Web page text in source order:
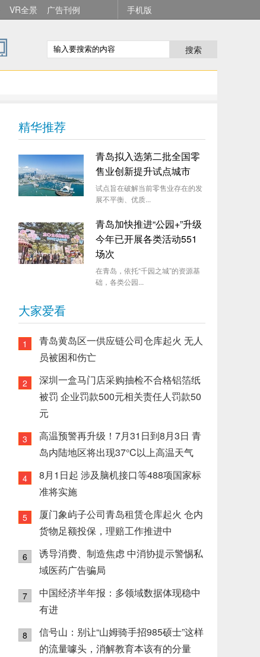
VR全景 广告刊例 手机版
搜索
精华推荐
青岛拟入选第二批全国零
售业创新提升试点城市
试点旨在破解当前零售业存在的发
展不平衡、优质...
青岛加快推进“公园+”升级
今年已开展各类活动551
场次
在青岛，依托“千园之城”的资源基
础，各类公园...
大家爱看
1
青岛黄岛区一供应链公司仓库起火 无人
员被困和伤亡
2
深圳一盒马门店采购抽检不合格铝箔纸
被罚 企业罚款500元相关责任人罚款50
元
3
高温预警再升级！7月31日到8月3日 青
岛内陆地区将出现37°C以上高温天气
4
8月1日起 涉及脑机接口等488项国家标
准将实施
5
厦门象屿子公司青岛租赁仓库起火 仓内
货物足额投保，理赔工作推进中
6
诱导消费、制造焦虑 中消协提示警惕私
域医药广告骗局
7
中国经济半年报：多领域数据体现稳中
有进
8
信号山：别让“山姆骑手招985硕士”这样
的流量噱头，消解教育本该有的分量